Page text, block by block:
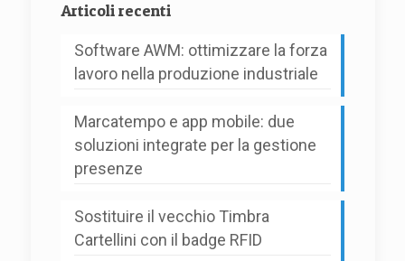
Articoli recenti
Software AWM: ottimizzare la forza
lavoro nella produzione industriale
Marcatempo e app mobile: due
soluzioni integrate per la gestione
presenze
Sostituire il vecchio Timbra
Cartellini con il badge RFID